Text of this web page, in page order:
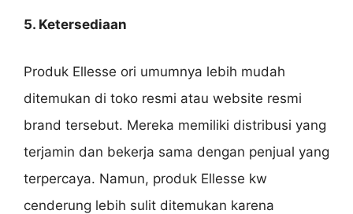
5. Ketersediaan
Produk Ellesse ori umumnya lebih mudah
ditemukan di toko resmi atau website resmi
brand tersebut. Mereka memiliki distribusi yang
terjamin dan bekerja sama dengan penjual yang
terpercaya. Namun, produk Ellesse kw
cenderung lebih sulit ditemukan karena